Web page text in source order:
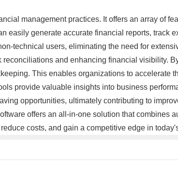
management practices. It offers an array of
easily generate accurate financial reports, track
technical users, eliminating the need for
and enhancing financial visibility.
This enables organizations to accelerate
provide valuable insights into business
opportunities, ultimately contributing to
offers an all-in-one solution that combines
costs, and gain a competitive edge in